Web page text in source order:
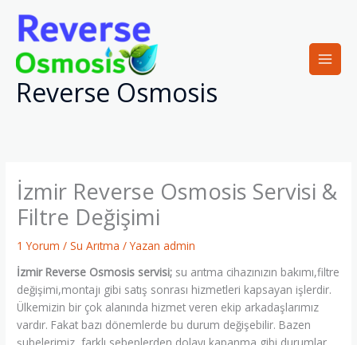
Reverse Osmosis
İzmir Reverse Osmosis Servisi &
Filtre Değişimi
1 Yorum /Su Arıtma / Yazan admin
İzmir Reverse Osmosis servisi; su arıtma cihazınızın bakımı,filtre
değişimi,montajı gibi satış sonrası hizmetleri kapsayan işlerdir.
Ülkemizin bir çok alanında hizmet veren ekip arkadaşlarımız
vardır. Fakat bazı dönemlerde bu durum değişebilir. Bazen